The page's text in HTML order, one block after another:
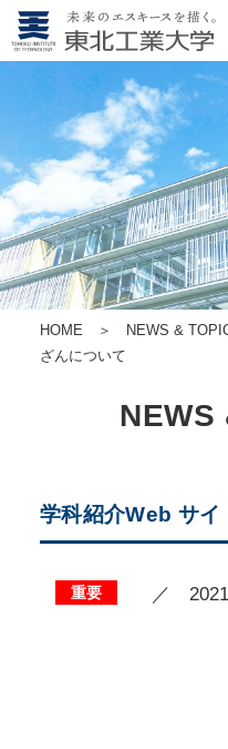
HOME ＞ NEWS &
ざんについて
NEWS
学科紹介Web サイ
重要 ／